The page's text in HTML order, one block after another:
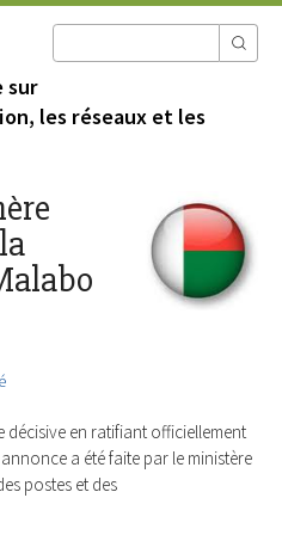
sur
les réseaux et les
en ratifiant officiellement
a été faite par le ministère
postes et des